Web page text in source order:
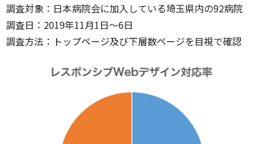
調査対象：日本病院会に加入している埼玉県内の92病院
調査日：2019年11月1日～6日
調査方法：トップページ及び下層数ページを目視で確認